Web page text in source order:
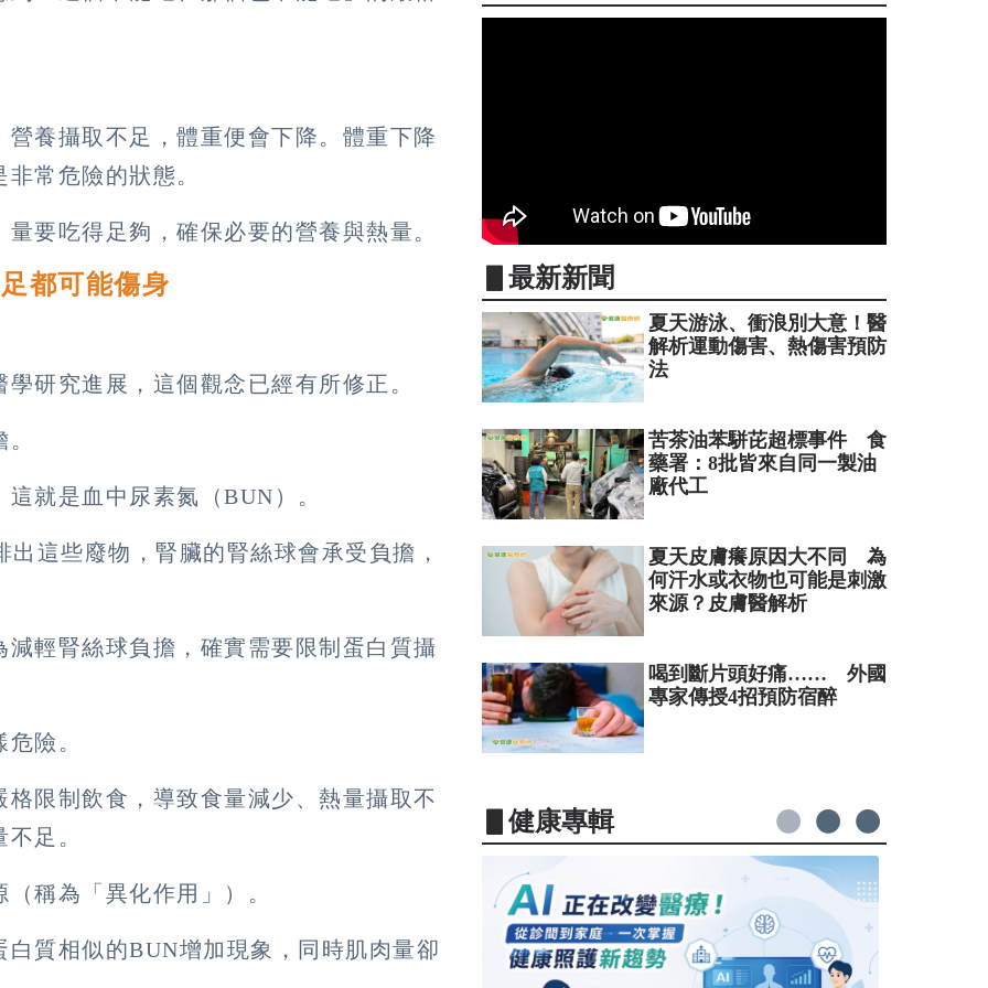
養攝取不足，體重便會下降。體重下降
常危險的狀態。
要吃得足夠，確保必要的營養與熱量。
都可能傷身
研究進展，這個觀念已經有所修正。
就是血中尿素氮（BUN）。
這些廢物，腎臟的腎絲球會承受負擔，
輕腎絲球負擔，確實需要限制蛋白質攝
險。
限制飲食，導致食量減少、熱量攝取不
足。
稱為「異化作用」）。
質相似的BUN增加現象，同時肌肉量卻
▋最新新聞
夏天游泳、衝浪別大意！醫
解析運動傷害、熱傷害預防
法
苦茶油苯駢芘超標事件 食
藥署：8批皆來自同一製油
廠代工
夏天皮膚癢原因大不同 為
何汗水或衣物也可能是刺激
來源？皮膚醫解析
喝到斷片頭好痛…… 外國
專家傳授4招預防宿醉
▋健康專輯